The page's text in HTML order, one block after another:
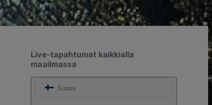
Live-tapahtumat kaikkialla
maailmassa
Suomi